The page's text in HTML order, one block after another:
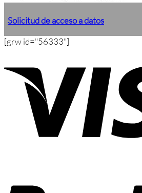
Solicitud de acceso a datos
[grw id="56333"]